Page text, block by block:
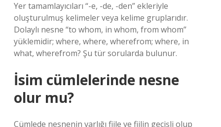
Yer tamamlayıcıları “-e, -de, -den” ekleriyle
oluşturulmuş kelimeler veya kelime gruplarıdır.
Dolaylı nesne “to whom, in whom, from whom”
yüklemidir; where, where, wherefrom; where, in
what, wherefrom? Şu tür sorularda bulunur.
İsim cümlelerinde nesne
olur mu?
Cümlede nesnenin varlığı fiile ve fiilin geçişli olup